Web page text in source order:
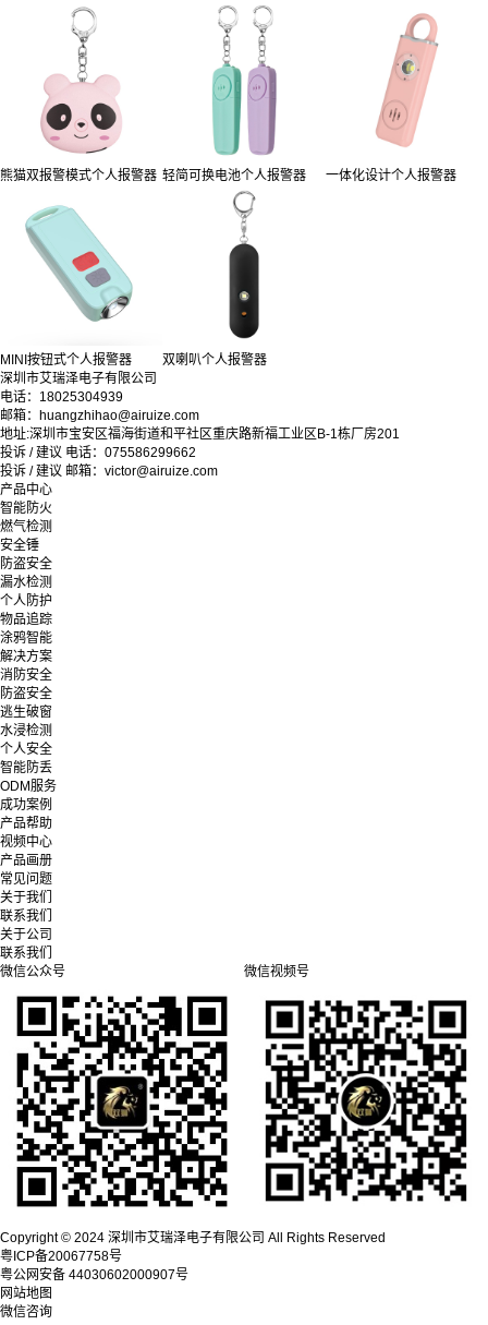
熊猫双报警模式个人报警器 轻简可换电池个人报警器 一体化设计个人报警器
MINI按钮式个人报警器
双喇叭个人报警器
深圳市艾瑞泽电子有限公司
电话：18025304939
邮箱：huangzhihao@airuize.com
地址:深圳市宝安区福海街道和平社区重庆路新福工业区B-1栋厂房201
投诉 / 建议 电话：075586299662
投诉 / 建议 邮箱：victor@airuize.com
产品中心
智能防火
燃气检测
安全锤
防盗安全
漏水检测
个人防护
物品追踪
涂鸦智能
解决方案
消防安全
防盗安全
逃生破窗
水浸检测
个人安全
智能防丢
ODM服务
成功案例
产品帮助
视频中心
产品画册
常见问题
关于我们
联系我们
关于公司
联系我们
微信公众号
微信视频号
Copyright © 2024 深圳市艾瑞泽电子有限公司 All Rights Reserved
粤ICP备20067758号
粤公网安备 44030602000907号
网站地图
微信咨询